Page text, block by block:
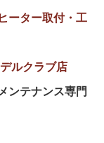
ーター取付・工
ルクラブ店
ンテナンス専門